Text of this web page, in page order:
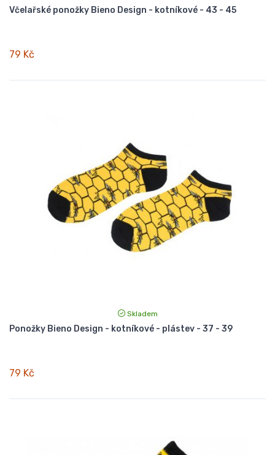
Včelařské ponožky Bieno Design - kotníkové - 43 - 45
79 Kč
Skladem
Ponožky Bieno Design - kotníkové - plástev - 37 - 39
79 Kč